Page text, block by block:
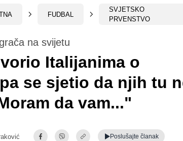
FUDBAL
SVJETSKO
PRVENSTVO
na svijetu
Italijanima o
se sjetio da njih tu
da vam..."
Poslušajte članak